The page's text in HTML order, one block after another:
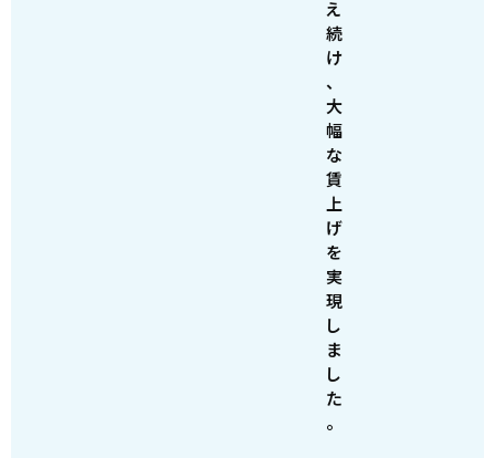
え
続
け
、
大
幅
な
賃
上
げ
を
実
現
し
ま
し
た
。